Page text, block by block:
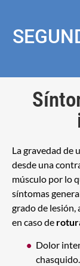
La gravedad de
desde una
músculo por lo
síntomas
grado de lesión,
en caso de
Dolor
chasquido.